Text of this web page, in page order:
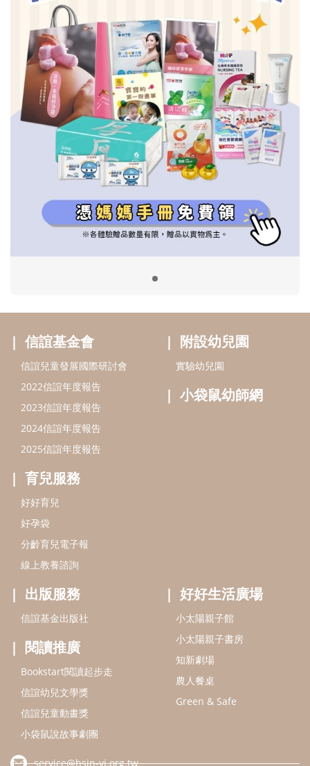
信誼基金會
2022信誼年度報告
2023信誼年度報告
2024信誼年度報告
好孕袋
分齡育兒電子報
線上教養諮詢
附設幼兒園
小袋鼠幼師網
出版服務
信誼基金出版社
閱讀推廣
Bookstart閱讀起步走
信誼幼兒文學獎
信誼兒童動畫獎
小袋鼠說故事劇團
service@hsin-yi.org.tw
信誼好好育兒
小太陽親子書房
(02)2396-5305轉2345 (週一～週五 9:00～18:00)
認識信誼 合作洽談 智慧財產權聲明
本網站建議使用IE9(含以上)或 Google Chrome 版本瀏覽器
信誼基金會/上誼文化實業股份有限公司 版權所有 ©